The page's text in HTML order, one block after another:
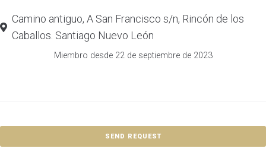
Camino antiguo, A San Francisco s/n, Rincón de los
Caballos. Santiago Nuevo León
Miembro desde 22 de septiembre de 2023
SEND REQUEST